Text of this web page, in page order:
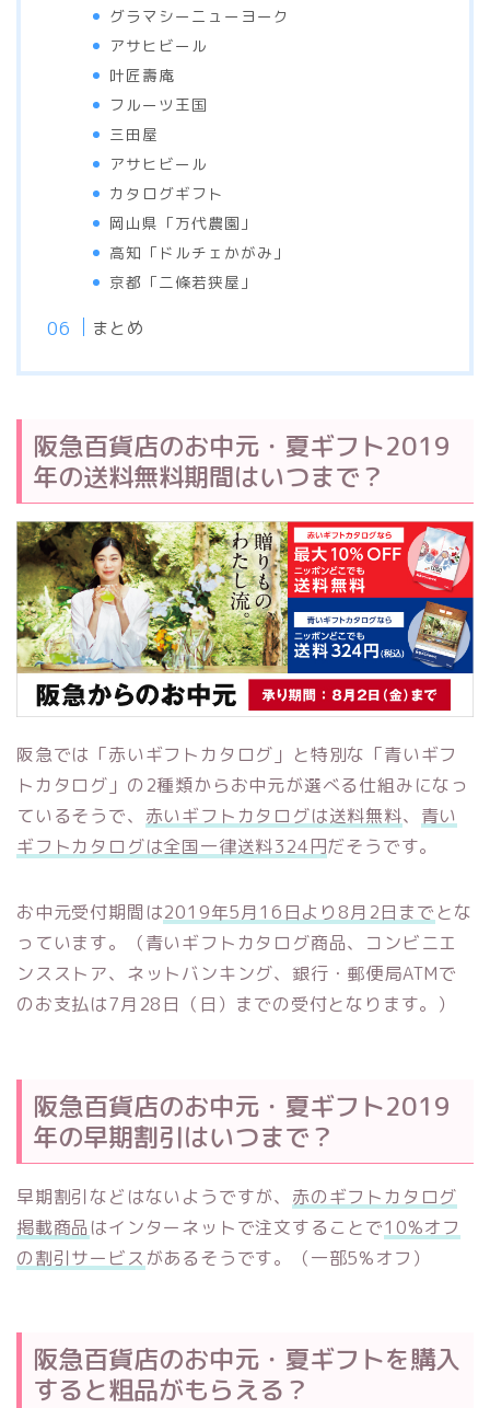
グラマシーニューヨーク
アサヒビール
叶匠壽庵
フルーツ王国
三田屋
アサヒビール
カタログギフト
岡山県「万代農園」
高知「ドルチェかがみ」
京都「二條若狭屋」
まとめ
阪急百貨店のお中元・夏ギフト2019
年の送料無料期間はいつまで？
阪急では「赤いギフトカタログ」と特別な「青いギフ
トカタログ」の2種類からお中元が選べる仕組みになっ
ているそうで、 赤いギフトカタログは送料無料、 青い
ギフトカタログは全国一律送料324円だそうです。
お中元受付期間は2019年5月16日より8月2日まで とな
っています。（青いギフトカタログ商品、コンビニエ
ンスストア、ネットバンキング、銀行・郵便局ATMで
のお支払は7月28日（日）までの受付となります。）
阪急百貨店のお中元・夏ギフト2019
年の早期割引はいつまで？
早期割引などはないようですが、 赤のギフトカタログ
掲載商品 はインターネットで注文することで10%オフ
の割引サービス があるそうです。（一部5%オフ）
阪急百貨店のお中元・夏ギフトを購入
すると粗品がもらえる？